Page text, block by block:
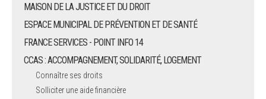
MAISON DE LA JUSTICE ET DU DROIT
ESPACE MUNICIPAL DE PRÉVENTION ET DE SANTÉ
FRANCE SERVICES - POINT INFO 14
CCAS : ACCOMPAGNEMENT, SOLIDARITÉ, LOGEMENT
Connaître ses droits
Solliciter une aide financière